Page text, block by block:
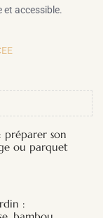
et accessible.
préparer son
ou parquet
: